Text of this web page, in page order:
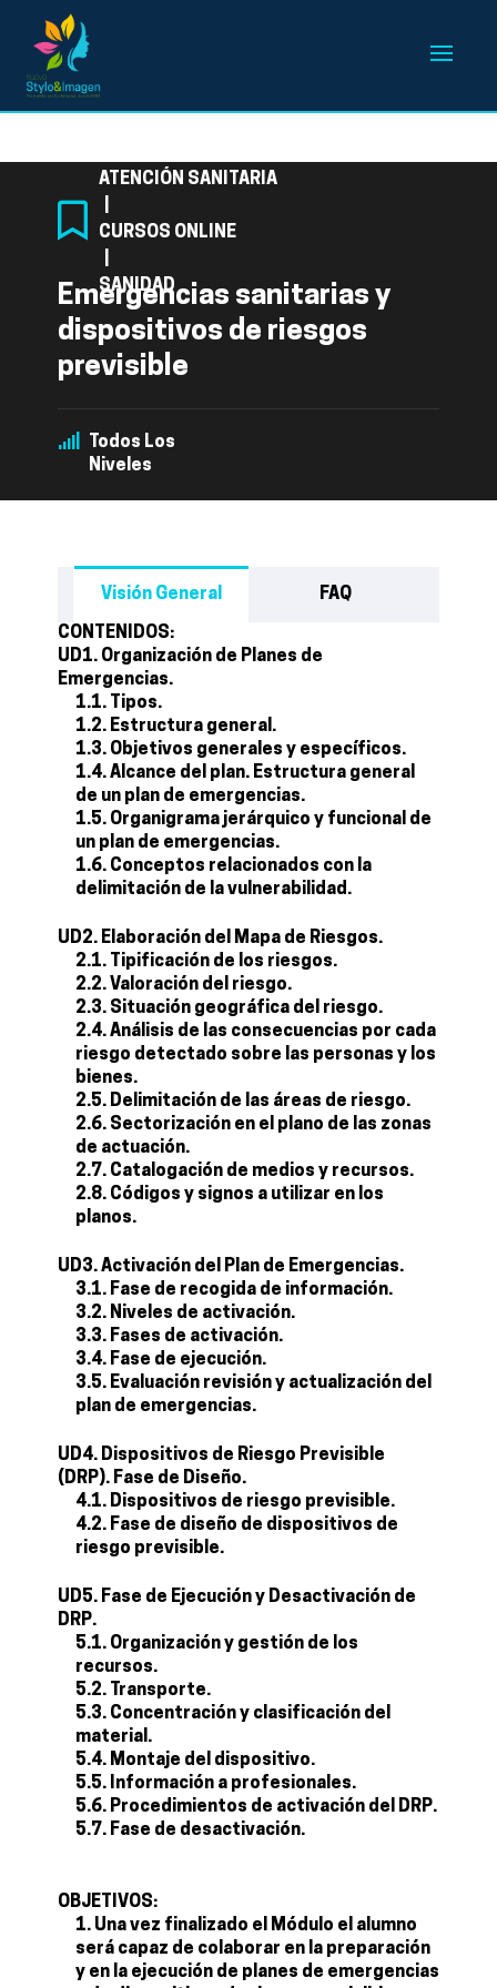
ATENCIÓN SANITARIA
CURSOS ONLINE
SANIDAD
Emergencias sanitarias y
dispositivos de riesgos
previsible
Todos Los
Niveles
Visión General FAQ
CONTENIDOS:
UD1. Organización de Planes de
Emergencias.
1.1. Tipos.
1.2. Estructura general.
1.3. Objetivos generales y específicos.
1.4. Alcance del plan. Estructura general
de un plan de emergencias.
1.5. Organigrama jerárquico y funcional de
un plan de emergencias.
1.6. Conceptos relacionados con la
delimitación de la vulnerabilidad.
UD2. Elaboración del Mapa de Riesgos.
2.1. Tipificación de los riesgos.
2.2. Valoración del riesgo.
2.3. Situación geográfica del riesgo.
2.4. Análisis de las consecuencias por cada
riesgo detectado sobre las personas y los
bienes.
2.5. Delimitación de las áreas de riesgo.
2.6. Sectorización en el plano de las zonas
de actuación.
2.7. Catalogación de medios y recursos.
2.8. Códigos y signos a utilizar en los
planos.
UD3. Activación del Plan de Emergencias.
3.1. Fase de recogida de información.
3.2. Niveles de activación.
3.3. Fases de activación.
3.4. Fase de ejecución.
3.5. Evaluación revisión y actualización del
plan de emergencias.
UD4. Dispositivos de Riesgo Previsible
(DRP). Fase de Diseño.
4.1. Dispositivos de riesgo previsible.
4.2. Fase de diseño de dispositivos de
riesgo previsible.
UD5. Fase de Ejecución y Desactivación de
DRP.
5.1. Organización y gestión de los
recursos.
5.2. Transporte.
5.3. Concentración y clasificación del
material.
5.4. Montaje del dispositivo.
5.5. Información a profesionales.
5.6. Procedimientos de activación del DRP.
5.7. Fase de desactivación.
OBJETIVOS:
Una vez finalizado el Módulo el alumno
será capaz de colaborar en la preparación
y en la ejecución de planes de emergencias